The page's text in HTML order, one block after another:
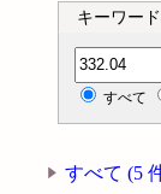
キーワー
分類記号
すべて
すべて (5